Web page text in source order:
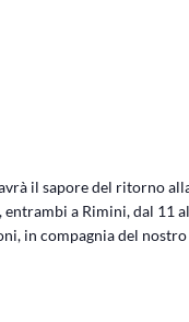
il sapore del ritorno
a Rimini, dal 11
in compagnia del